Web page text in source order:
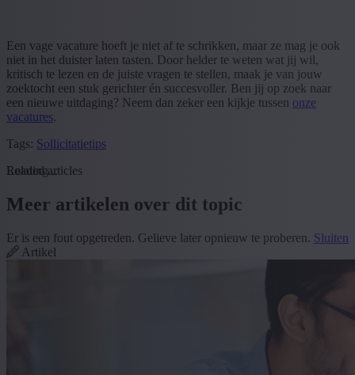
Een vage vacature hoeft je niet af te schrikken, maar ze mag je ook
niet in het duister laten tasten. Door helder te weten wat jij wil,
kritisch te lezen en de juiste vragen te stellen, maak je van jouw
zoektocht een stuk gerichter én succesvoller. Ben jij op zoek naar
een nieuwe uitdaging? Neem dan zeker een kijkje tussen onze
vacatures.
Tags: Sollicitatietips
Loading...
Related articles
Meer artikelen over dit topic
Er is een fout opgetreden. Gelieve later opnieuw te proberen. Sluiten
Artikel